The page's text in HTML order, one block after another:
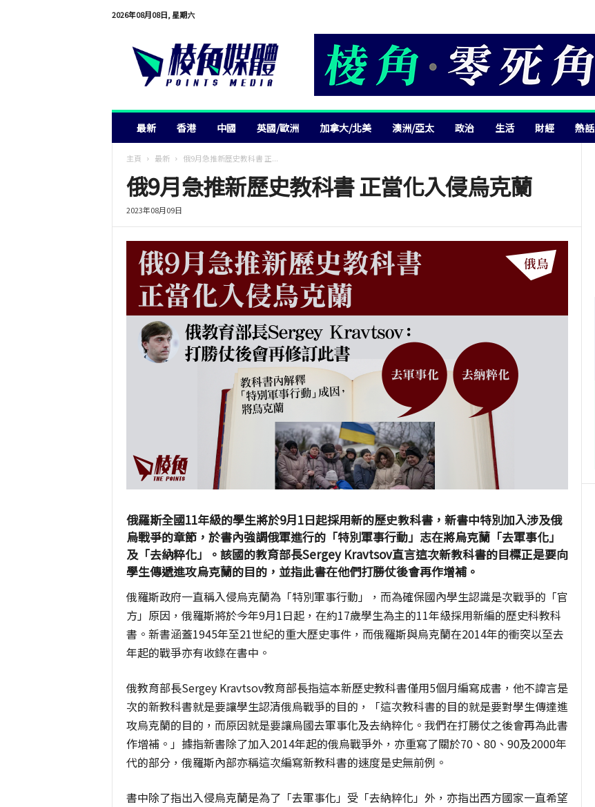
2026年08月08日, 星期六
最新 香港 中國 英國/歐洲 加拿大/北美 澳洲/亞太 政治 生活 財經 熱話
主頁 最新 俄9月急推新歷史教科書 正...
俄9月急推新歷史教科書 正當化入侵烏克蘭
2023年08月09日
俄羅斯全國11年級的學生將於9月1日起採用新的歷史教科書，新書中特別加入涉及俄
烏戰爭的章節，於書內強調俄軍進行的「特別軍事行動」志在將烏克蘭「去軍事化」
及「去納粹化」。該國的教育部長Sergey Kravtsov直言這次新教科書的目標正是要向
學生傳遞進攻烏克蘭的目的，並指此書在他們打勝仗後會再作增補。
俄羅斯政府一直稱入侵烏克蘭為「特別軍事行動」，而為確保國內學生認識是次戰爭的「官
方」原因，俄羅斯將於今年9月1日起，在約17歲學生為主的11年級採用新編的歷史科教科
書。新書涵蓋1945年至21世紀的重大歷史事件，而俄羅斯與烏克蘭在2014年的衝突以至去
年起的戰爭亦有收錄在書中。
俄教育部長Sergey Kravtsov教育部長指這本新歷史教科書僅用5個月編寫成書，他不諱言是
次的新教科書就是要讓學生認清俄烏戰爭的目的，「這次教科書的目的就是要對學生傳達進
攻烏克蘭的目的，而原因就是要讓烏國去軍事化及去納粹化。我們在打勝仗之後會再為此書
作增補。」據指新書除了加入2014年起的俄烏戰爭外，亦重寫了關於70、80、90及2000年
代的部分，俄羅斯內部亦稱這次編寫新教科書的速度是史無前例。
書中除了指出入侵烏克蘭是為了「去軍事化」受「去納粹化」外，亦指出西方國家一直希望